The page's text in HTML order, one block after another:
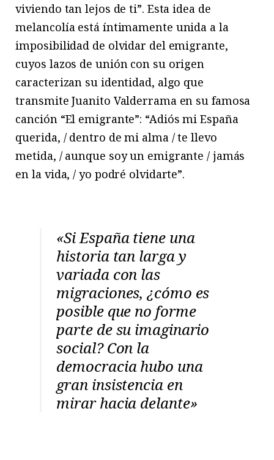
viviendo tan lejos de ti”. Esta idea de
melancolía está íntimamente unida a la
imposibilidad de olvidar del emigrante,
cuyos lazos de unión con su origen
caracterizan su identidad, algo que
transmite Juanito Valderrama en su famosa
canción “El emigrante”: “Adiós mi España
querida, / dentro de mi alma / te llevo
metida, / aunque soy un emigrante / jamás
en la vida, / yo podré olvidarte”.
«Si España tiene una
historia tan larga y
variada con las
migraciones, ¿cómo es
posible que no forme
parte de su imaginario
social? Con la
democracia hubo una
gran insistencia en
mirar hacia delante»